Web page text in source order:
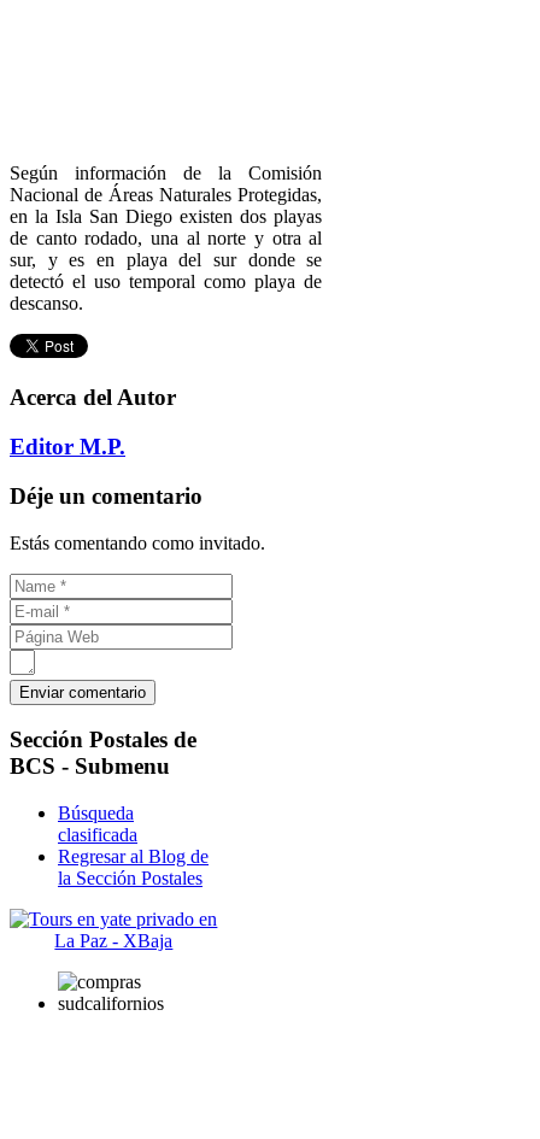
Según información de la Comisión
Nacional de Áreas Naturales Protegidas,
en la Isla San Diego existen dos playas
de canto rodado, una al norte y otra al
sur, y es en playa del sur donde se
detectó el uso temporal como playa de
descanso.
Acerca del Autor
Editor M.P.
Déje un comentario
Estás comentando como invitado.
Sección Postales de
BCS - Submenu
Búsqueda
clasificada
Regresar al Blog de
la Sección Postales